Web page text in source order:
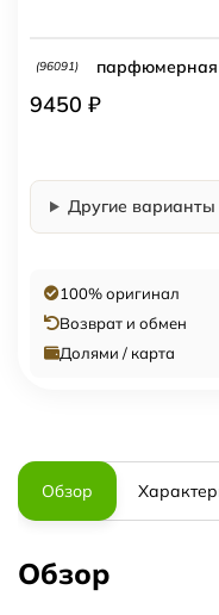
(96091) парфюмерная
9450 ₽
Другие варианты
100% оригинал
Возврат и обмен
Долями / карта
Обзор
Обзор